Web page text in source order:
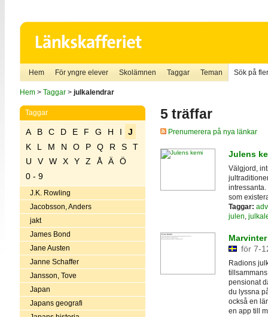
Hem För yngre elever Skolämnen Taggar Teman Sök på
Hem> Taggar> julkalendrar
Taggar
A B C D E F G H I
J
K
L M N O P Q R S
T
U
V W X Y Z Å Ä
Ö
0 - 9
J.K. Rowling
Jacobsson, Anders
jakt
James Bond
Jane Austen
Janne Schaffer
Jansson, Tove
Japan
Japans geografi
5 träffar
Prenumerera på nya länkar
Julens
Välgjord,
intressanta.
som
Taggar:
julen
för 7-
Radions
pensionat
du lyssna
också en
en app till